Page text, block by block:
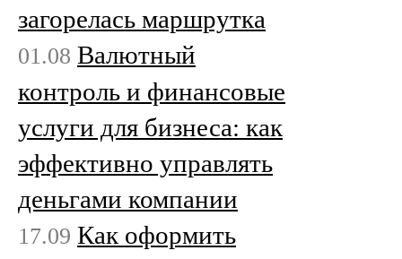
загорелась маршрутка
01.08 Валютный
контроль и финансовые
услуги для бизнеса: как
эффективно управлять
деньгами компании
17.09 Как оформить